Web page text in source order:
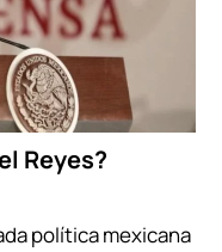
Reyes?
política mexicana